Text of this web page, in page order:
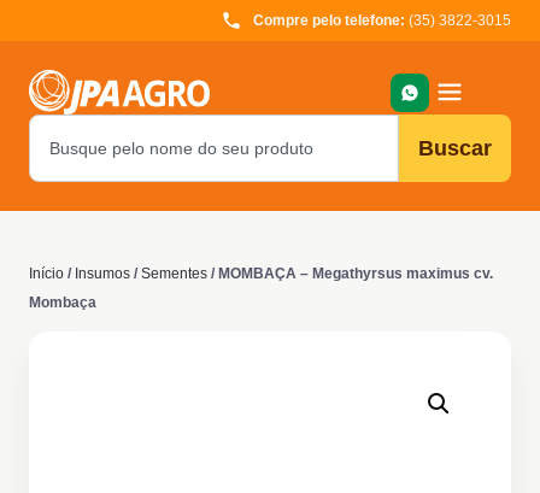
Compre pelo telefone: (35) 3822-3015
Buscar
Início / Insumos / Sementes / MOMBAÇA – Megathyrsus maximus cv.
Mombaça